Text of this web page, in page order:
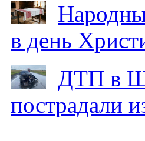
в день
ДТП в
пострадали